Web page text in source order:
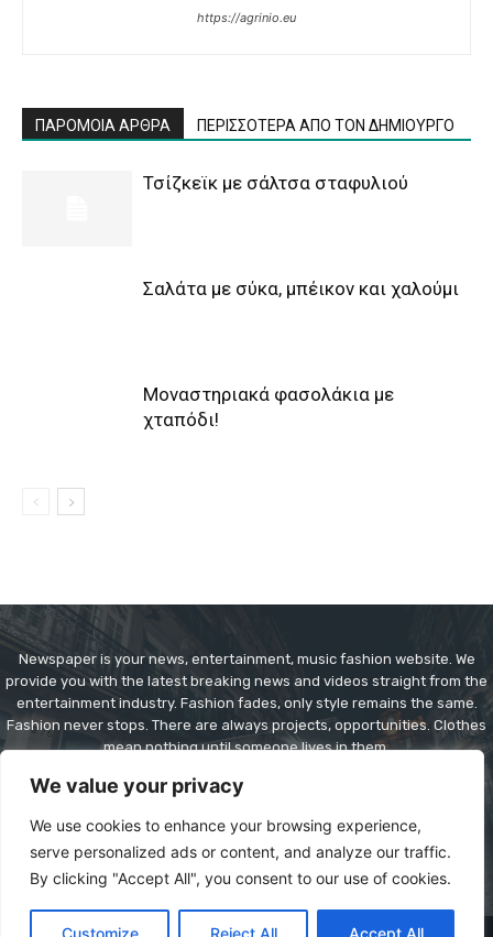
We value your privacy
We use cookies to enhance your browsing experience,
serve personalized ads or content, and analyze our traffic.
By clicking "Accept All", you consent to our use of cookies.
Customize Reject All Accept All
https://agrinio.eu
ΠΑΡΟΜΟΙΑ ΑΡΘΡΑ ΠΕΡΙΣΣΟΤΕΡΑ ΑΠΟ ΤΟΝ ΔΗΜΙΟΥΡΓΟ
Τσίζκεϊκ με σάλτσα σταφυλιού
Σαλάτα με σύκα, μπέικον και χαλούμι
Μοναστηριακά φασολάκια με
χταπόδι!
Newspaper is your news, entertainment, music fashion website. We
provide you with the latest breaking news and videos straight from the
entertainment industry. Fashion fades, only style remains the same.
Fashion never stops. There are always projects, opportunities. Clothes
mean nothing until someone lives in them.
Contact us:contact@yoursite.com